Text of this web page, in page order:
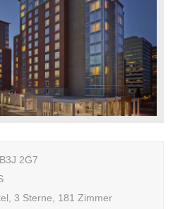
2G7
3 Sterne, 181 Zimmer